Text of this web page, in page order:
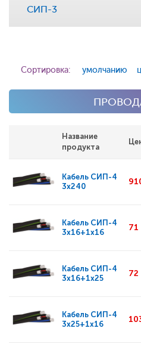
СИП-3
Сортировка: умолчанию
Название
продукта
Кабель СИП-4
3x240
Кабель СИП-4
3x16+1x16
71
Кабель СИП-4
3x16+1x25
72
Кабель СИП-4
3x25+1x16